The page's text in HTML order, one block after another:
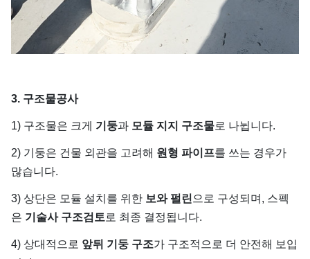
3. 구조물공사
1) 구조물은 크게 기둥과 모듈 지지 구조물로 나뉩니다.
2) 기둥은 건물 외관을 고려해 원형 파이프를 쓰는 경우가
많습니다.
3) 상단은 모듈 설치를 위한 보와 펄린 으로 구성되며, 스펙
은 기술사 구조검토 로 최종 결정됩니다.
4) 상대적으로 앞뒤 기둥 구조가 구조적으로 더 안전해 보입